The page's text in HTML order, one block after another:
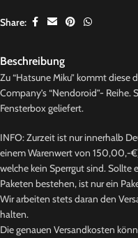
Share:
Beschreibung
Zu “Hatsune Miku” kommt diese
Company’s “Nendoroid”- Reihe.
Fensterbox geliefert.
INFO: Zurzeit ist nur innerhalb
einem Warenwert von 150,00,-
welche kein Sperrgut sind. Sollte
Paketen bestehen, ist nur ein
Wir arbeiten stets daran den
halten.
Die genauen Versandkosten